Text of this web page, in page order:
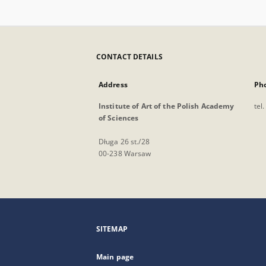
CONTACT DETAILS
Address
Institute of Art of the Polish Academy
of Sciences
Długa 26 st./28
00-238 Warsaw
tel.
SITEMAP
Main page